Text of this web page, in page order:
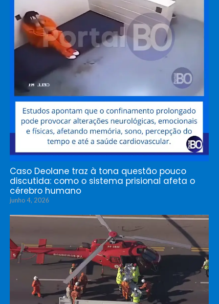
Caso Deolane traz à tona questão pouco
discutida: como o sistema prisional afeta o
cérebro humano
junho 4, 2026